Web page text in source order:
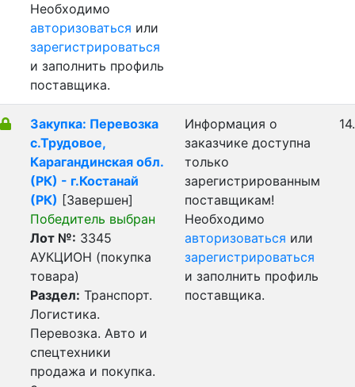
Необходимо
авторизоваться или
зарегистрироваться
и заполнить профиль
поставщика.
Закупка: Перевозка
с.Трудовое,
Карагандинская обл.
(РК) - г.Костанай
(РК) [Завершен]
Победитель выбран
Лот №: 3345
АУКЦИОН (покупка
товара)
Раздел: Транспорт.
Логистика.
Перевозка. Авто и
спецтехники
продажа и покупка.
Информация о
заказчике доступна
только
зарегистрированным
поставщикам!
Необходимо
авторизоваться или
зарегистрироваться
и заполнить профиль
поставщика.